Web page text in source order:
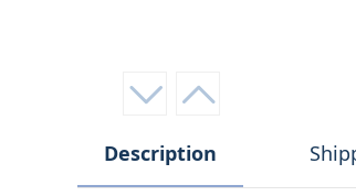
Description